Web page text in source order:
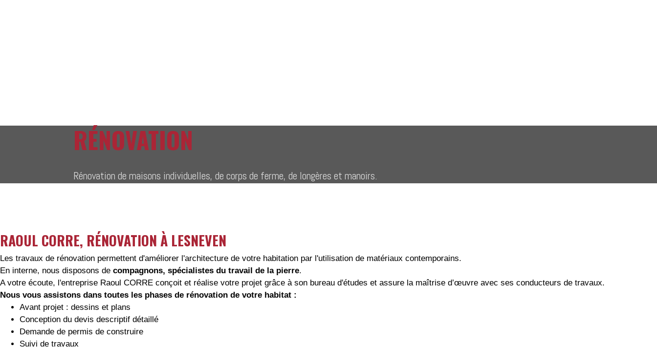
RÉNOVATION
Rénovation de maisons individuelles, de corps de ferme, de longères et manoirs.
RAOUL CORRE, RÉNOVATION À LESNEVEN
Les travaux de rénovation permettent d'améliorer l'architecture de votre habitation par l'utilisation de matériaux contemporains.
En interne, nous disposons de compagnons, spécialistes du travail de la pierre.
A votre écoute, l'entreprise Raoul CORRE conçoit et réalise votre projet grâce à son bureau d'études et assure la maîtrise d’œuvre avec ses conducteurs de travaux.
Nous vous assistons dans toutes les phases de rénovation de votre habitat :
Avant projet : dessins et plans
Conception du devis descriptif détaillé
Demande de permis de construire
Suivi de travaux